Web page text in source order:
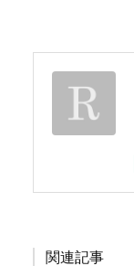
関連記事